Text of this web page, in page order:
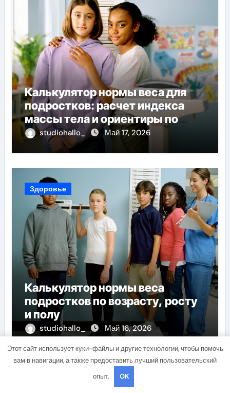
Калькулятор нормы веса для
подростков: расчет индекса
массы тела и ориентиры по
возрасту, росту и полу
studiohallo_ Май 17, 2026
Здоровье
Калькулятор нормы веса
подростков по возрасту, росту
и полу
studiohallo_ Май 16, 2026
Этот сайт использует куки-файлы и другие технологии, чтобы помочь
вам в навигации, а также предоставить лучший пользовательский
опыт.
OK